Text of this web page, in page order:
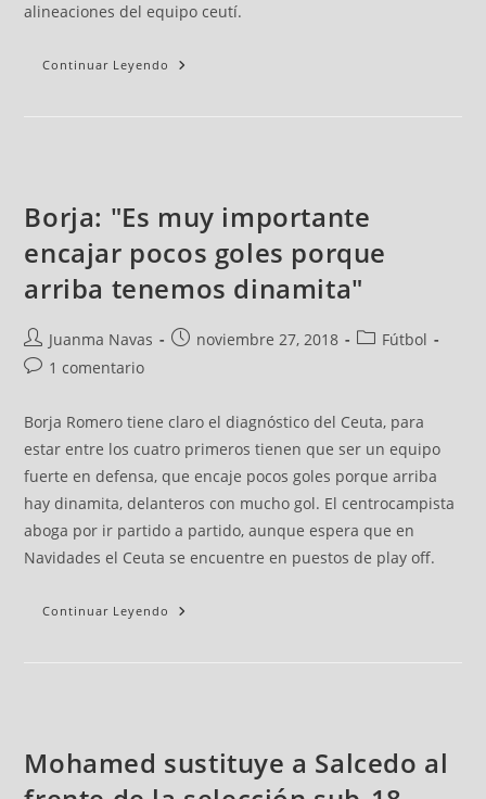
alineaciones del equipo ceutí.
Continuar Leyendo
Borja: "Es muy importante
encajar pocos goles porque
arriba tenemos dinamita"
Juanma Navas noviembre 27, 2018
Fútbol
1 comentario
Borja Romero tiene claro el diagnóstico del Ceuta, para
estar entre los cuatro primeros tienen que ser un equipo
fuerte en defensa, que encaje pocos goles porque arriba
hay dinamita, delanteros con mucho gol. El centrocampista
aboga por ir partido a partido, aunque espera que en
Navidades el Ceuta se encuentre en puestos de play off.
Continuar Leyendo
Mohamed sustituye a Salcedo al